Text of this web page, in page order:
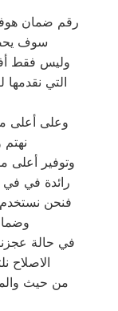
سوف
وليس فقط
التي
وعلى أعلى
وتوفير أعلى
رائدة في في
فنحن
الاصلاح
من حيث